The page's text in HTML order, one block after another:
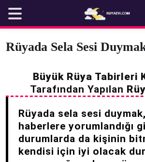
content
Rüyada Sela Sesi
Büyük Rüya Tabirleri
Tarafından Yapılan
Rüyada sela sesi
haberlere yorumlandığı
durumlarda da kişinin
kendisi için iyi olacak